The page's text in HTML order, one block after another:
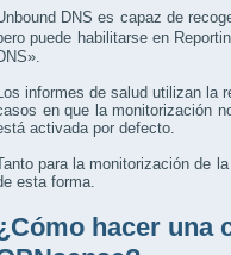
DNS es capaz de
puede habilitarse en
Los informes de salud utilizan
en que la monitorización
activada por defecto.
para la monitorización de
esta forma.
hacer una